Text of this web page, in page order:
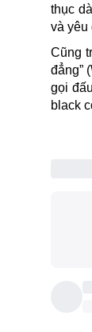
thục
và yêu
Cũng
đẳng”
gọi
black